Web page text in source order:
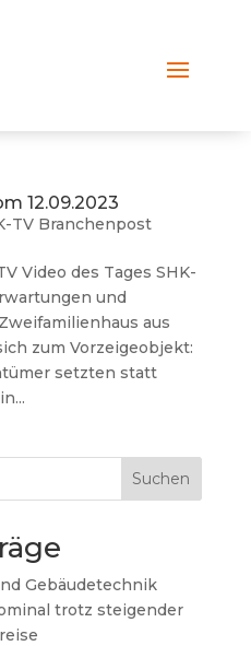
12.09.2023
TV Branchenpost
Video des Tages SHK-
und
aus
zum Vorzeigeobjekt:
setzten statt
Suchen
Gebäudetechnik
trotz steigender